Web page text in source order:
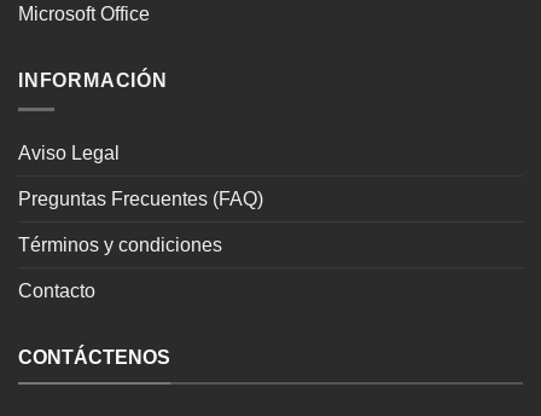
Microsoft Office
INFORMACIÓN
Aviso Legal
Preguntas Frecuentes (FAQ)
Términos y condiciones
Contacto
CONTÁCTENOS